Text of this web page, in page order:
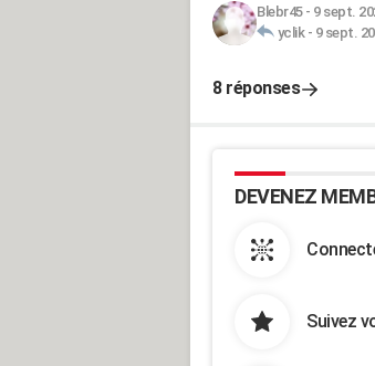
Blebr45- 9 sept.
yclik- 9 sept.
8 réponses
DEVENEZ
Suivez